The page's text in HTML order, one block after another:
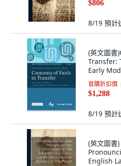
$806
8/19 預計
(英文圖
Transfer:
Early
裝版, J.B.
首購折扣價
$1,288
8/19 預計
(英文圖
English